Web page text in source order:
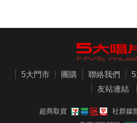
5大門市 團購 聯絡我們
友站連結
超商取貨
社群媒